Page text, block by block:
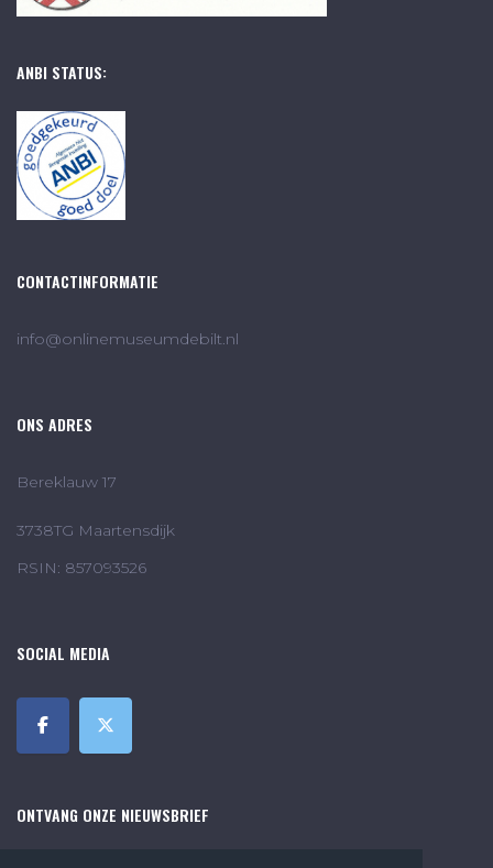
ANBI STATUS:
CONTACTINFORMATIE
info@onlinemuseumdebilt.nl
ONS ADRES
Bereklauw 17
3738TG Maartensdijk
RSIN: 857093526
SOCIAL MEDIA
ONTVANG ONZE NIEUWSBRIEF